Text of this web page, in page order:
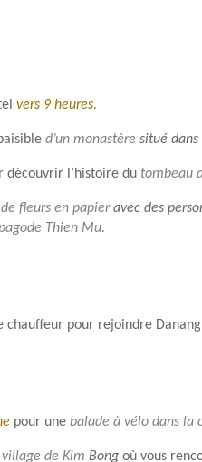
vers 9 heures.
d’un monastère situé
découvrir l’histoire du tombeau
fleurs en papieravec des
Thien Mu.
chauffeur pour rejoindre
pour une balade à vélo dans la
village de Kim Bong où vous